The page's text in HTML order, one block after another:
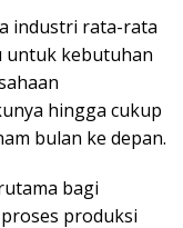
industri rata-rata
untuk kebutuhan
hingga cukup
bulan ke depan.
bagi
produksi